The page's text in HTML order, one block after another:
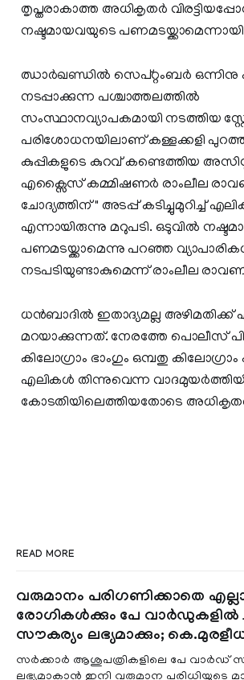
തൃപ്തരാകാത്ത അധികൃതർ
നഷ്ടമായവയുടെ
ഝാർഖണ്ഡിൽ സെപ്റ്റംബർ ഒന്നിനു
നടപ്പാക്കുന്ന പശ്ചാത്തലത്തിൽ
സംസ്ഥാനവ്യാപകമായി നടത്തിയ
പരിശോധനയിലാണ് കള്ളക്കളി
കുപ്പികളുടെ കുറവ് കണ്ടെത്തിയ
എക്സൈസ് കമ്മിഷണർ രാംലീല
ചോദ്യത്തിന് " അടപ്പ് കടിച്ചുമുറിച്ച്
എന്നായിരുന്നു മറുപടി. ഒടുവിൽ
പണമടയ്ക്കാമെന്നു പറഞ്ഞ
നടപടിയുണ്ടാകുമെന്ന് രാംലീല
ധൻബാദിൽ ഇതാദ്യമല്ല അഴിമതിക്ക്
മറയാക്കുന്നത്. നേരത്തേ പൊലീസ്
കിലോഗ്രാം ഭാംഗും ഒമ്പതു
എലികൾ തിന്നുവെന്ന
കോടതിയിലെത്തിയതോടെ
READ MORE
വരുമാനം പരിഗണിക്കാതെ
രോഗികൾക്കും പേ വാർഡുകളിൽ
സൗകര്യം ലഭ്യമാക്കും;
സർക്കാർ ആശുപത്രികളിലെ പേ വാർഡ്
ലഭ്യമാകാൻ ഇനി വരുമാന പരിധിയുടെ